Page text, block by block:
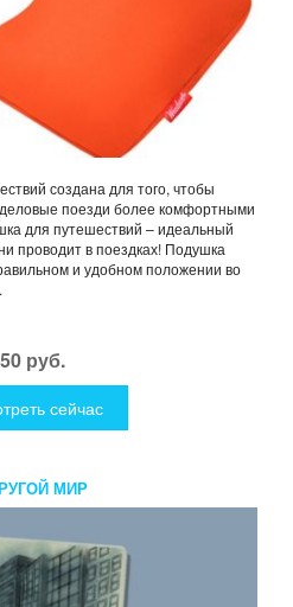
создана для того, чтобы
поезди более комфортными
для путешествий – идеальный
проводит в поездках! Подушка
и удобном положении во
руб.
сейчас
МИР